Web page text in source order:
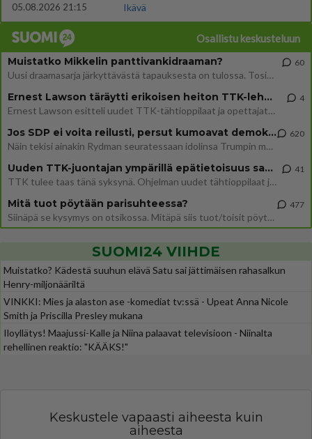
05.08.2026 21:15
Ikävä
Osallistu keskusteluun
Muistatko Mikkelin panttivankidraaman?
Uusi draamasarja järkyttävästä tapauksesta on tulossa. Tositapahtumiin perustuva sarja ammentaa vuoden 1986 Mikkelin pan
60
Ernest Lawson täräytti erikoisen heiton TTK-lehdistötilaisuudessa: " Onko tässä tarkoituksena...?"
Ernest Lawson esitteli uudet TTK-tähtioppilaat ja opettajat torstaina 6.8. lehdistölle. Tulevalla kaudella on yksi hausk
4
Jos SDP ei voita reilusti, persut kumoavat demokratian Suomesta
Näin tekisi ainakin Rydman seuratessaan idolinsa Trumpin mallia https://www.is.fi/politiikka/art-2000012187244.html
620
Uuden TTK-juontajan ympärillä epätietoisuus sakenee - Nyt MTV hämmentää soppaa
TTK tulee taas tänä syksynä. Ohjelman uudet tähtioppilaat julkistetaan torstaina 6. elokuuta klo 14 alkavassa lehdistö
41
Mitä tuot pöytään parisuhteessa?
Siinäpä se kysymys on otsikossa. Mitäpä siis tuot/toisit pöytään parisuhteessa? Oletko mies vai nainen? Koetko sen mitä
477
SUOMI24 VIIHDE
Muistatko? Kädestä suuhun elävä Satu sai jättimäisen rahasalkun
Henry-miljonääriltä
VINKKI: Mies ja alaston ase -komediat tv:ssä - Upeat Anna Nicole
Smith ja Priscilla Presley mukana
Iloyllätys! Maajussi-Kalle ja Niina palaavat televisioon - Niinalta
rehellinen reaktio: "KÄÄKS!"
Keskustele vapaasti aiheesta kuin
aiheesta